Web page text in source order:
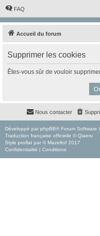
FAQ
Accueil du forum
Supprimer les cookies
Êtes-vous sûr de vouloir
Nous contacter
Développé par phpBB® Forum Software
Traduction française officielle © Qiaeru
Style proflat par © Mazeltof 2017
Confidentialité | Conditions